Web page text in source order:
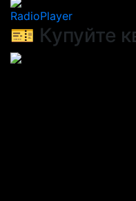
RadioPlayer
🎫 Купуйте